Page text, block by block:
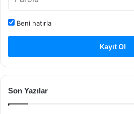
Beni hatırla
Kayıt Ol
Son Yazılar